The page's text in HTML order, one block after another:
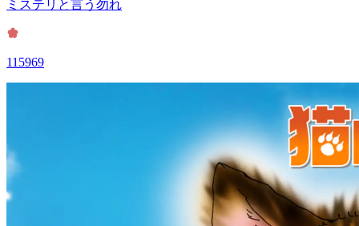
ミステリと言う勿れ
115969